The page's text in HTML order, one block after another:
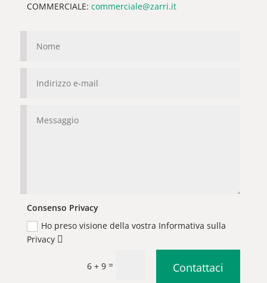
COMMERCIALE: commerciale@zarri.it
Consenso Privacy
Ho preso visione della vostra Informativa sulla
Privacy
6 + 9 = Contattaci